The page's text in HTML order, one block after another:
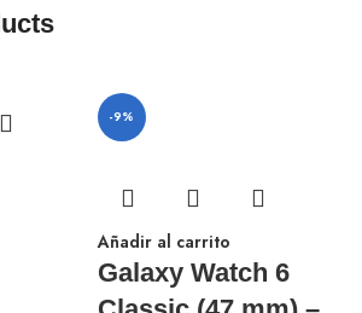
-9%
Añadir al carrito
Galaxy Watch 6